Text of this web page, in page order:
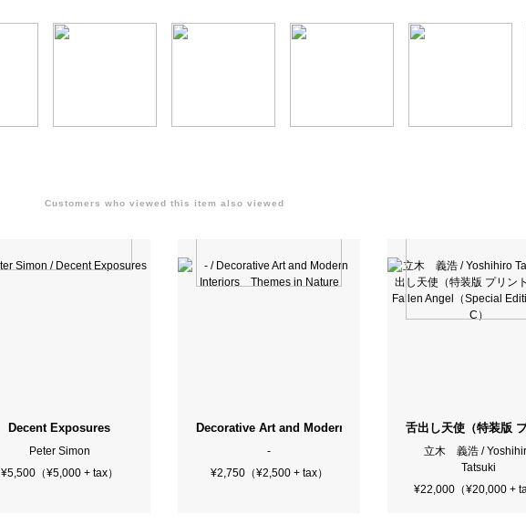
Customers who viewed this item also viewed
Decent Exposures
Peter Simon
¥5,500（¥5,000 + tax）
Decorative Art and Modern Interiors Themes in Nature
-
¥2,750（¥2,500 + tax）
舌出し天使（特装版
立木 義浩 /
Tatsuki
¥22,000（¥20,000 +